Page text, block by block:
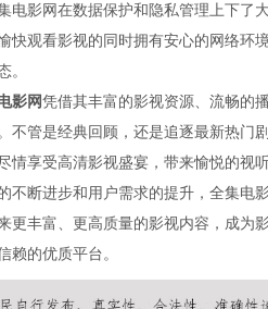
电影网在数据保护和隐私管理上下了
快观看影视的同时拥有安心的网络环
。
影网凭借其丰富的影视资源、流畅的
不管是经典回顾，还是追逐最新热门
情享受高清影视盛宴，带来愉悦的视
不断进步和用户需求的提升，全集电
更丰富、更高质量的影视内容，成为
赖的优质平台。